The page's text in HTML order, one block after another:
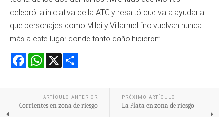
celebró la iniciativa de la ATC y resaltó que va a ayudar a
que personajes como Milei y Villarruel “no vuelvan nunca
más a este lugar donde tanto daño hicieron”.
Facebook
WhatsApp
ARTÍCULO ANTERIOR
Corrientes en zona de riesgo
PRÓXIMO ARTÍCULO
La Plata en zona de riesgo